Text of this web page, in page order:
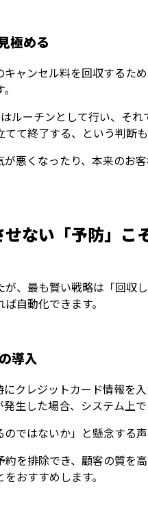
極める
ャンセル料を回収するた
ルーチンとして行い、そ
てて終了する、という判断
悪くなったり、本来のお
ない「予防」こ
、最も賢い戦略は「回収
自動化できます。
導入
クレジットカード情報を
生した場合、システム上
のではないか」と懸念す
を排除でき、顧客の質を
おすすめします。